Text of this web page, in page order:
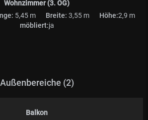
Wohnzimmer (3. OG)
5,45 m Breite: 3,55 m Höhe:2,9 m
möbliert:ja
Außenbereiche (2)
Balkon